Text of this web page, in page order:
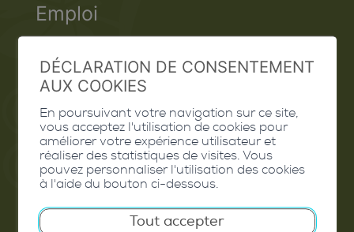
Emploi
Extranet
Valais Excellence
Commune de Conthey
Route de Savoie 54
DÉCLARATION DE CONSENTEMENT
AUX COOKIES
En poursuivant votre navigation sur ce site,
vous acceptez l'utilisation de cookies pour
améliorer votre expérience utilisateur et
réaliser des statistiques de visites. Vous
pouvez personnaliser l'utilisation des cookies
à l'aide du bouton ci-dessous.
Tout accepter